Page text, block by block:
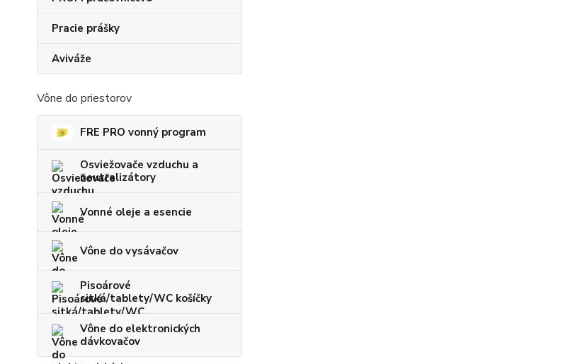
Pracie prášky
Aviváže
Vône do priestorov
FRE PRO vonný program
Osviežovače vzduchu a
neutralizátory
Vonné oleje a esencie
Vône do vysávačov
Pisoárové
sitká/tablety/WC košíčky
Vône do elektronických
dávkovačov